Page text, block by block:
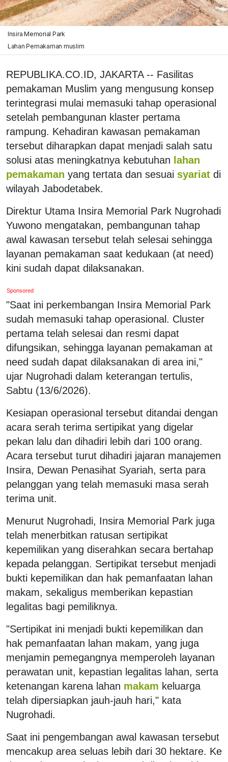
Insira Memorial Park
Lahan Pemakaman muslim
REPUBLIKA.CO.ID, JAKARTA -- Fasilitas
pemakaman Muslim yang mengusung konsep
terintegrasi mulai memasuki tahap operasional
setelah pembangunan klaster pertama
rampung. Kehadiran kawasan pemakaman
tersebut diharapkan dapat menjadi salah satu
solusi atas meningkatnya kebutuhan lahan
pemakaman yang tertata dan sesuai syariat di
wilayah Jabodetabek.
Direktur Utama Insira Memorial Park Nugrohadi
Yuwono mengatakan, pembangunan tahap
awal kawasan tersebut telah selesai sehingga
layanan pemakaman saat kedukaan (at need)
kini sudah dapat dilaksanakan.
Sponsored
"Saat ini perkembangan Insira Memorial Park
sudah memasuki tahap operasional. Cluster
pertama telah selesai dan resmi dapat
difungsikan, sehingga layanan pemakaman at
need sudah dapat dilaksanakan di area ini,"
ujar Nugrohadi dalam keterangan tertulis,
Sabtu (13/6/2026).
Kesiapan operasional tersebut ditandai dengan
acara serah terima sertipikat yang digelar
pekan lalu dan dihadiri lebih dari 100 orang.
Acara tersebut turut dihadiri jajaran manajemen
Insira, Dewan Penasihat Syariah, serta para
pelanggan yang telah memasuki masa serah
terima unit.
Menurut Nugrohadi, Insira Memorial Park juga
telah menerbitkan ratusan sertipikat
kepemilikan yang diserahkan secara bertahap
kepada pelanggan. Sertipikat tersebut menjadi
bukti kepemilikan dan hak pemanfaatan lahan
makam, sekaligus memberikan kepastian
legalitas bagi pemiliknya.
"Sertipikat ini menjadi bukti kepemilikan dan
hak pemanfaatan lahan makam, yang juga
menjamin pemegangnya memperoleh layanan
perawatan unit, kepastian legalitas lahan, serta
ketenangan karena lahan makam keluarga
telah dipersiapkan jauh-jauh hari," kata
Nugrohadi.
Saat ini pengembangan awal kawasan tersebut
mencakup area seluas lebih dari 30 hektare. Ke